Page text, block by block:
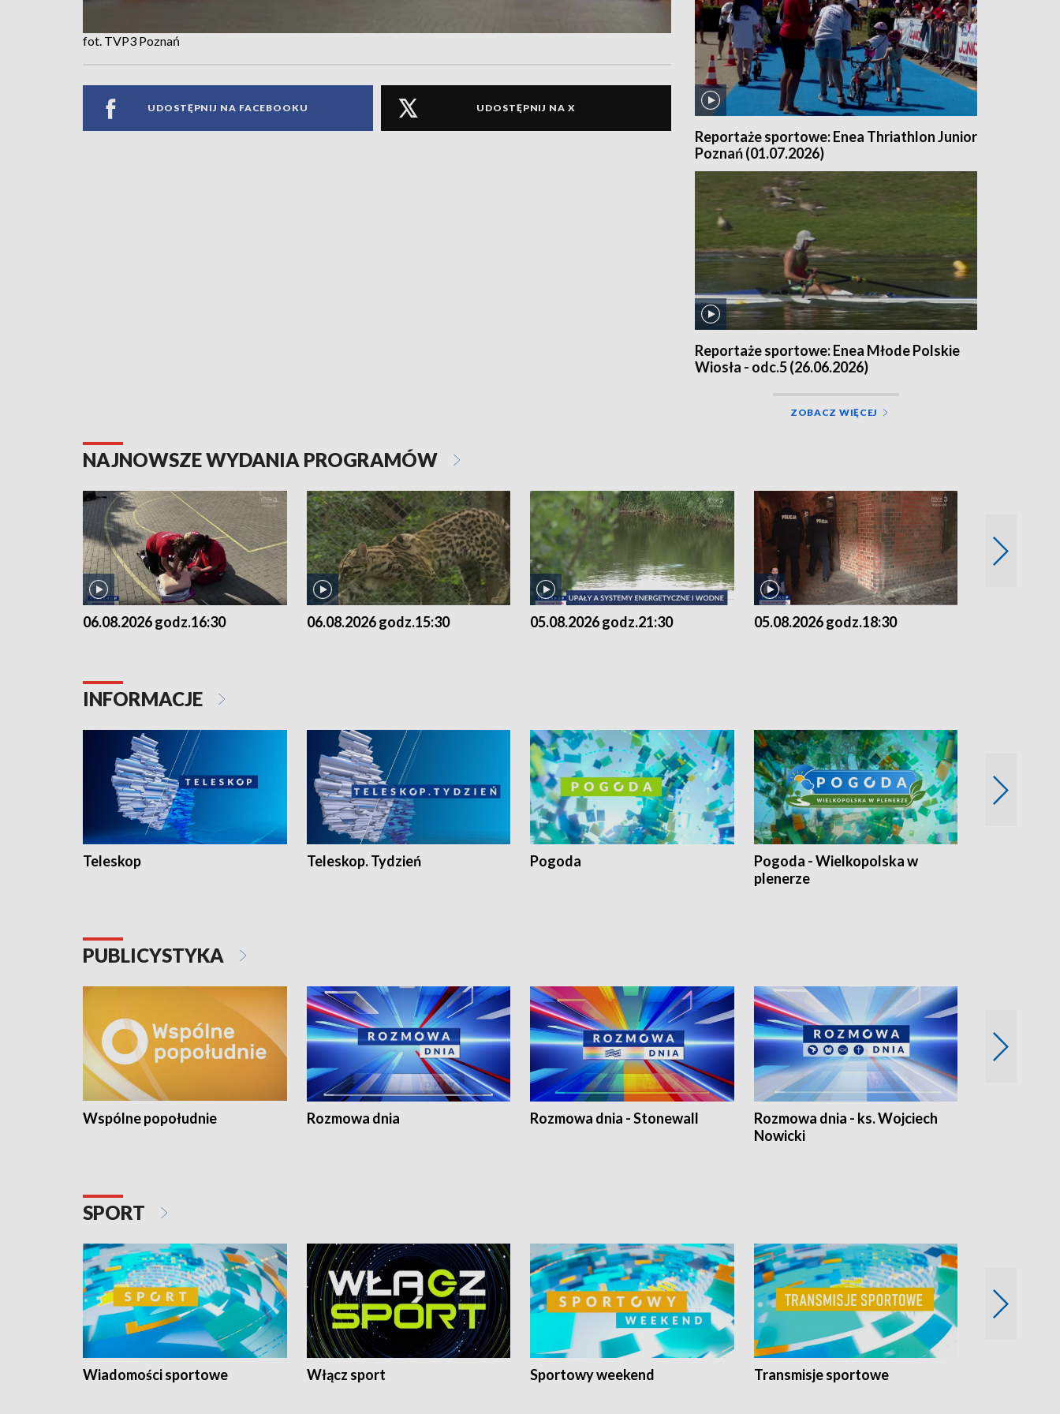
fot. TVP3 Poznań
UDOSTĘPNIJ NA FACEBOOKU UDOSTĘPNIJ NA X
Reportaże sportowe: Enea Thriathlon Junior
Poznań (01.07.2026)
Reportaże sportowe: Enea Młode Polskie
Wiosła - odc.5 (26.06.2026)
ZOBACZ WIĘCEJ
NAJNOWSZE WYDANIA PROGRAMÓW
06.08.2026 godz.16:30 06.08.2026 godz.15:30 05.08.2026 godz.21:30 05.08.2026 godz.18:30
INFORMACJE
Teleskop Teleskop. Tydzień Pogoda
Pogoda - Wielkopolska w
plenerze
PUBLICYSTYKA
Wspólne popołudnie Rozmowa dnia Rozmowa dnia - Stonewall
Rozmowa dnia - ks. Wojciech
Nowicki
SPORT
Wiadomości sportowe Włącz sport Sportowy weekend Transmisje sportowe